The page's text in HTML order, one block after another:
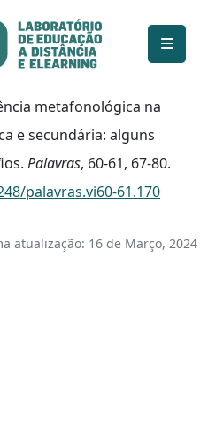
metafonológica na
e secundária: alguns
Palavras, 60-61, 67-80.
palavras.vi60-61.170
atualização: 16 de Março, 2024